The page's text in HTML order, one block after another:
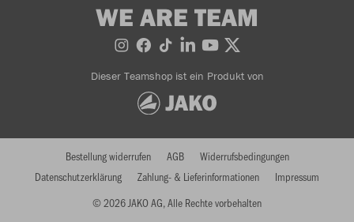
WE ARE TEAM
Dieser Teamshop ist ein Produkt von
© 2026 JAKO AG, Alle Rechte vorbehalten
Bestellung widerrufen AGB
Widerrufsbedingungen
Datenschutzerklärung
Zahlung- & Lieferinformationen Impressum